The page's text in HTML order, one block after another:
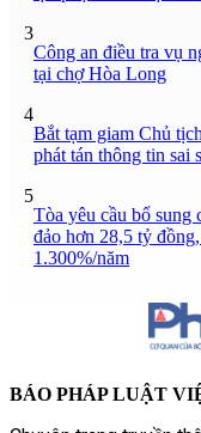
3
Công an điều tra vụ
tại chợ Hòa Long
4
Bắt tạm giam Chủ
phát tán thông tin sai
5
Tòa yêu cầu bổ sung
đảo hơn 28,5 tỷ
1.300%/năm
BÁO PHÁP LUẬT